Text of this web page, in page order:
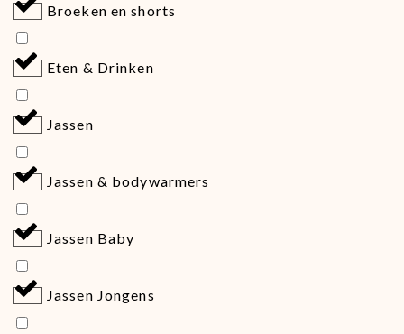
Broeken en shorts
Eten & Drinken
Jassen
Jassen & bodywarmers
Jassen Baby
Jassen Jongens